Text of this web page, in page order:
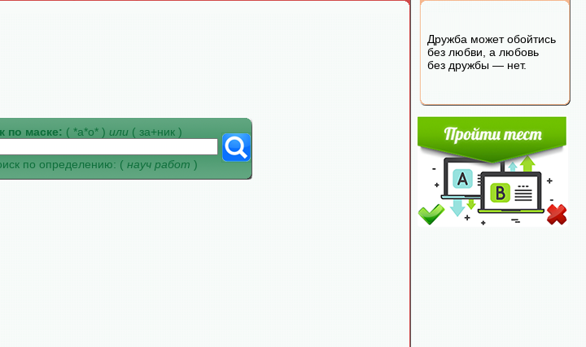
по маске: ( *а*о* ) или ( за+ник )
по определению: ( науч работ )
Дружба может обойтись
без любви, а любовь
без дружбы — нет.